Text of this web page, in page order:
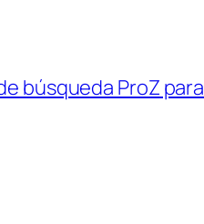
búsqueda ProZ